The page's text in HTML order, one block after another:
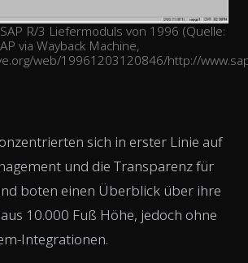
R/3 Liefermoduls von 1996 (Quelle:
via Wayback Machine,
web/19961203120846/http://
sich in erster Linie auf
und die Transparenz für
boten einen Überblick über ihre
10.000 Fuß Höhe, jedoch ohne
Integrationen.